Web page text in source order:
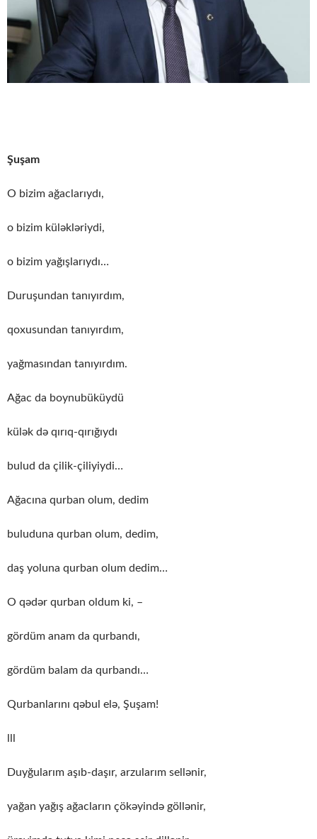
Şuşam
O bizim ağaclarıydı,
o bizim küləkləriydi,
o bizim yağışlarıydı…
Duruşundan tanıyırdım,
qoxusundan tanıyırdım,
yağmasından tanıyırdım.
Ağac da boynubüküydü
külək də qırıq-qırığıydı
bulud da çilik-çiliyiydi…
Ağacına qurban olum, dedim
buluduna qurban olum, dedim,
daş yoluna qurban olum dedim…
O qədər qurban oldum ki, –
gördüm anam da qurbandı,
gördüm balam da qurbandı…
Qurbanlarını qəbul elə, Şuşam!
Duyğularım aşıb-daşır, arzularım sellənir,
yağan yağış ağacların çökəyində göllənir,